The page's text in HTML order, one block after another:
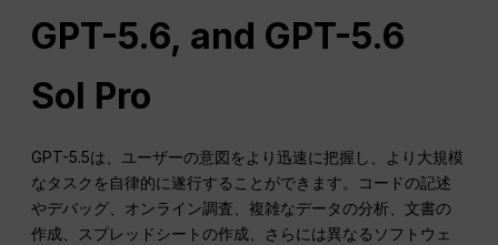
GPT-5.6, and GPT-5.6
Sol Pro
GPT-5.5は、ユーザーの意図をより迅速に把握し、より大規模
なタスクを自律的に遂行することができます。コードの記述
やデバッグ、オンライン調査、複雑なデータの分析、文書の
作成、スプレッドシートの作成、さらには異なるソフトウェ